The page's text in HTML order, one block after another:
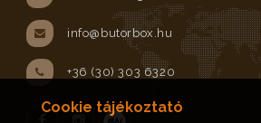
info@butorbox.hu
+36 (30) 303 6320
Cookie tájékoztató